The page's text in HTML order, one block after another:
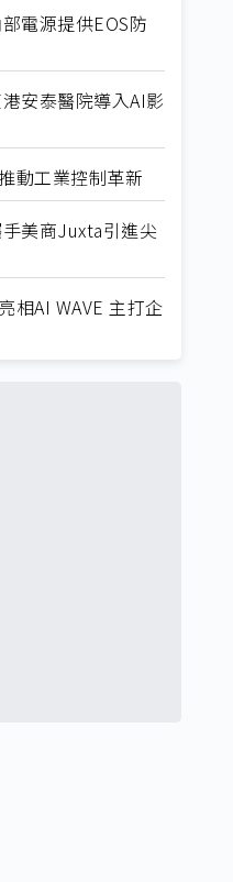
電源提供EOS防
安泰醫院導入AI影
動工業控制革新
美商Juxta引進尖
相AI WAVE 主打企